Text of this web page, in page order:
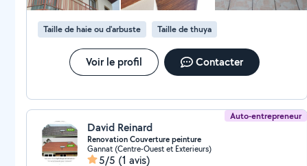
Taille de haie ou d'arbuste Taille de thuya
Voir le profil Contacter
Auto-entrepreneur
David Reinard
Renovation Couverture peinture
Gannat (Centre-Ouest et Exterieurs)
5/5 (1 avis)